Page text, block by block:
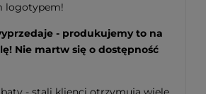
logotypem!
- produkujemy to na
Nie martw się o dostępność